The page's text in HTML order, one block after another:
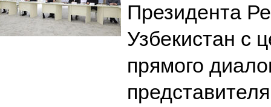
Президента
Узбекистан с
прямого